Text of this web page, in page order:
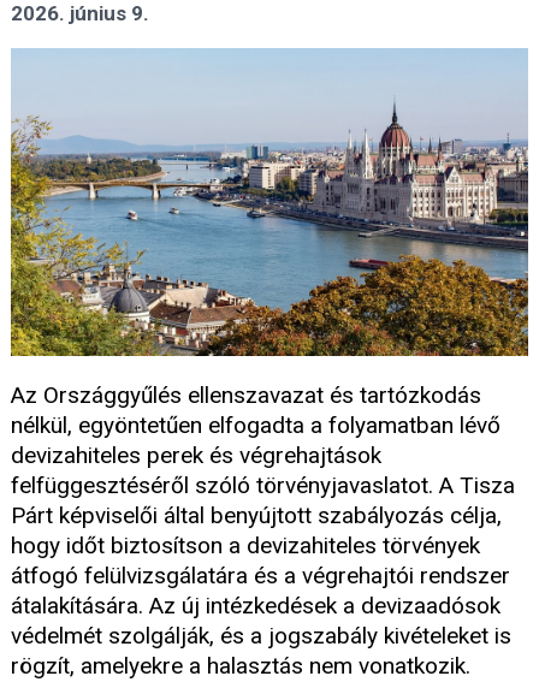
2026. június 9.
Az Országgyűlés ellenszavazat és tartózkodás
nélkül, egyöntetűen elfogadta a folyamatban lévő
devizahiteles perek és végrehajtások
felfüggesztéséről szóló törvényjavaslatot. A Tisza
Párt képviselői által benyújtott szabályozás célja,
hogy időt biztosítson a devizahiteles törvények
átfogó felülvizsgálatára és a végrehajtói rendszer
átalakítására. Az új intézkedések a devizaadósok
védelmét szolgálják, és a jogszabály kivételeket is
rögzít, amelyekre a halasztás nem vonatkozik.